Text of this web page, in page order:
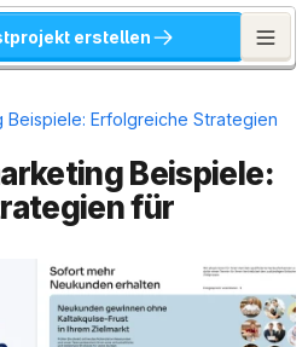
erstellen
Beispiele: Erfolgreiche Strategien
Beispiele:
für